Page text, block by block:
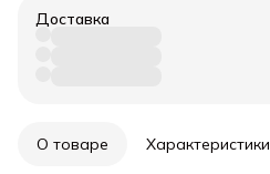
Доставка
О товаре Характеристики